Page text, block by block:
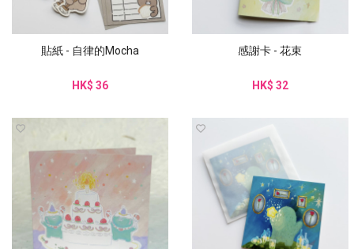
貼紙 - 自律的Mocha
HK$ 36
感謝卡 - 花束
HK$ 32